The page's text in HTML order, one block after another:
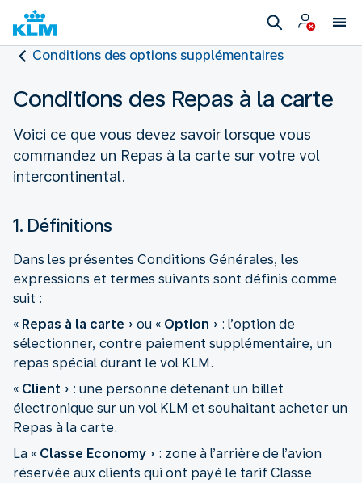
Conditions des options supplémentaires
Conditions des Repas à la carte
Voici ce que vous devez savoir lorsque vous
commandez un Repas à la carte sur votre vol
intercontinental.
1. Définitions
Dans les présentes Conditions Générales, les
expressions et termes suivants sont définis comme
suit :
« Repas à la carte » ou « Option » : l’option de
sélectionner, contre paiement supplémentaire, un
repas spécial durant le vol KLM.
« Client » : une personne détenant un billet
électronique sur un vol KLM et souhaitant acheter un
Repas à la carte.
La « Classe Economy » : zone à l’arrière de l’avion
réservée aux clients qui ont payé le tarif Classe